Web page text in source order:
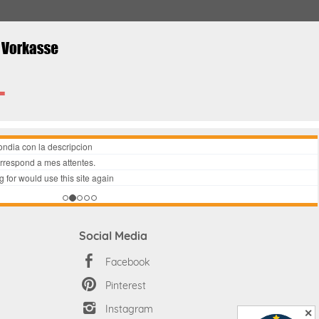
✕
Social Media
Facebook
Pinterest
Instagram